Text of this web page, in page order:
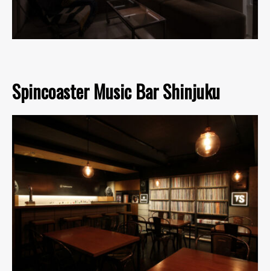
Spincoaster Music Bar Shinjuku